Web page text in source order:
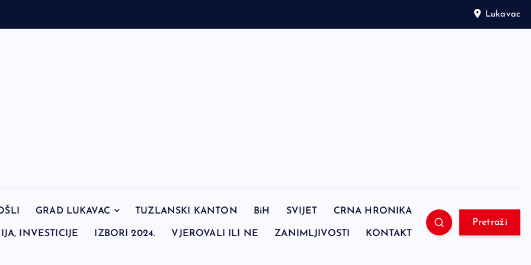
Lukavac
GRAD LUKAVAC TUZLANSKI KANTON BiH SVIJET CRNA HRONIKA
INVESTICIJE IZBORI 2024. VJEROVALI ILI NE ZANIMLJIVOSTI KONTAKT
Pretraži